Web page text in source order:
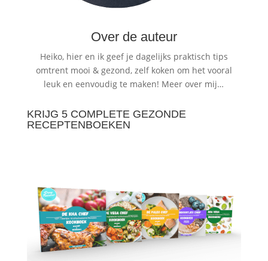
Over de auteur
Heiko, hier en ik geef je dagelijks praktisch tips
omtrent mooi & gezond, zelf koken om het vooral
leuk en eenvoudig te maken! Meer over mij…
KRIJG 5 COMPLETE GEZONDE
RECEPTENBOEKEN